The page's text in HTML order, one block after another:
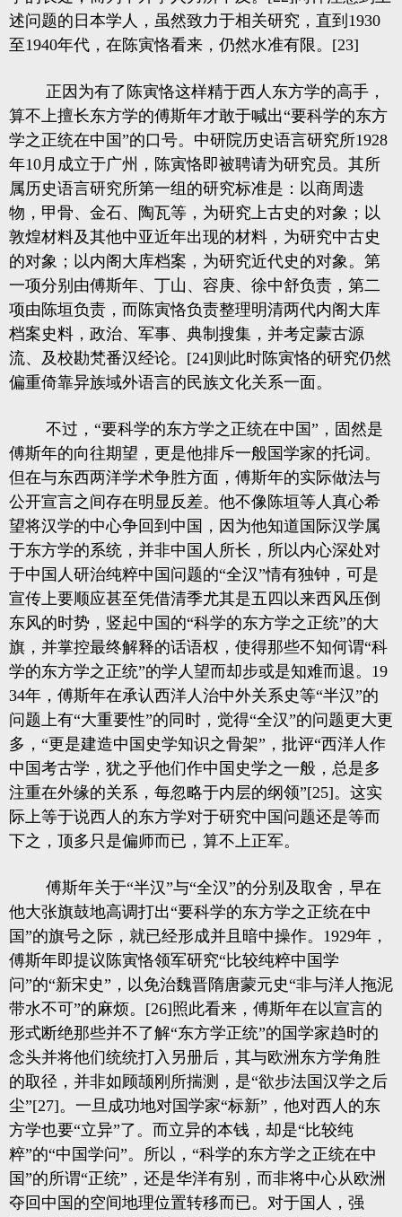
述问题的日本学人，虽然致力于相关研究，直到1930
至1940年代，在陈寅恪看来，仍然水准有限。[23]
正因为有了陈寅恪这样精于西人东方学的高手，
算不上擅长东方学的傅斯年才敢于喊出“要科学的东方
学之正统在中国”的口号。中研院历史语言研究所1928
年10月成立于广州，陈寅恪即被聘请为研究员。其所
属历史语言研究所第一组的研究标准是：以商周遗
物，甲骨、金石、陶瓦等，为研究上古史的对象；以
敦煌材料及其他中亚近年出现的材料，为研究中古史
的对象；以内阁大库档案，为研究近代史的对象。第
一项分别由傅斯年、丁山、容庚、徐中舒负责，第二
项由陈垣负责，而陈寅恪负责整理明清两代内阁大库
档案史料，政治、军事、典制搜集，并考定蒙古源
流、及校勘梵番汉经论。[24]则此时陈寅恪的研究仍然
偏重倚靠异族域外语言的民族文化关系一面。
不过，“要科学的东方学之正统在中国”，固然是
傅斯年的向往期望，更是他排斥一般国学家的托词。
但在与东西两洋学术争胜方面，傅斯年的实际做法与
公开宣言之间存在明显反差。他不像陈垣等人真心希
望将汉学的中心争回到中国，因为他知道国际汉学属
于东方学的系统，并非中国人所长，所以内心深处对
于中国人研治纯粹中国问题的“全汉”情有独钟，可是
宣传上要顺应甚至凭借清季尤其是五四以来西风压倒
东风的时势，竖起中国的“科学的东方学之正统”的大
旗，并掌控最终解释的话语权，使得那些不知何谓“科
学的东方学之正统”的学人望而却步或是知难而退。19
34年，傅斯年在承认西洋人治中外关系史等“半汉”的
问题上有“大重要性”的同时，觉得“全汉”的问题更大更
多，“更是建造中国史学知识之骨架”，批评“西洋人作
中国考古学，犹之乎他们作中国史学之一般，总是多
注重在外缘的关系，每忽略于内层的纲领”[25]。这实
际上等于说西人的东方学对于研究中国问题还是等而
下之，顶多只是偏师而已，算不上正军。
傅斯年关于“半汉”与“全汉”的分别及取舍，早在
他大张旗鼓地高调打出“要科学的东方学之正统在中
国”的旗号之际，就已经形成并且暗中操作。1929年，
傅斯年即提议陈寅恪领军研究“比较纯粹中国学
问”的“新宋史”，以免治魏晋隋唐蒙元史“非与洋人拖泥
带水不可”的麻烦。[26]照此看来，傅斯年在以宣言的
形式断绝那些并不了解“东方学正统”的国学家趋时的
念头并将他们统统打入另册后，其与欧洲东方学角胜
的取径，并非如顾颉刚所揣测，是“欲步法国汉学之后
尘”[27]。一旦成功地对国学家“标新”，他对西人的东
方学也要“立异”了。而立异的本钱，却是“比较纯
粹”的“中国学问”。所以，“科学的东方学之正统在中
国”的所谓“正统”，还是华洋有别，而非将中心从欧洲
夺回中国的空间地理位置转移而已。对于国人，强